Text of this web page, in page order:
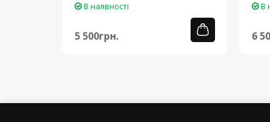
В наявності
5 500грн.
В
6